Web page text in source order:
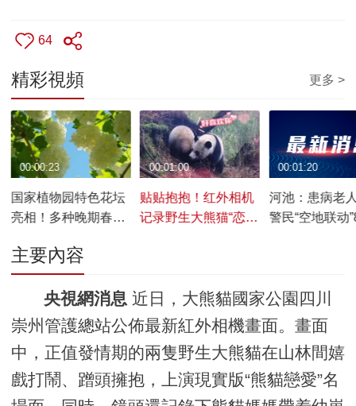
64
精彩視頻 更多 >
国家植物园特色花坛
亮相！多种晚期春花
00:00:23
贴贴抱抱！红外相机
记录野生大熊猫“恋爱
00:01:00
河池：患病老
警民“空地联动
00:01:20
主要內容
央視網消息 近日，大熊貓國家公園四川
崇州管護總站公佈最新紅外相機畫面。畫面
中，正值發情期的兩隻野生大熊貓在山林間嬉
戲打鬧、蹭頭擁抱，上演現實版“熊貓戀愛”名